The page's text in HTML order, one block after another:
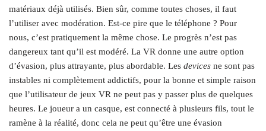
matériaux déjà utilisés. Bien sûr, comme toutes choses, il faut
l’utiliser avec modération. Est-ce pire que le téléphone ? Pour
nous, c’est pratiquement la même chose. Le progrès n’est pas
dangereux tant qu’il est modéré. La VR donne une autre option
d’évasion, plus attrayante, plus abordable. Les devices ne sont pas
instables ni complètement addictifs, pour la bonne et simple raison
que l’utilisateur de jeux VR ne peut pas y passer plus de quelques
heures. Le joueur a un casque, est connecté à plusieurs fils, tout le
ramène à la réalité, donc cela ne peut qu’être une évasion